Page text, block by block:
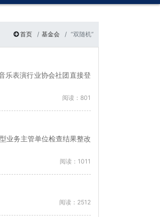
首页 基金会 “双随机”
乐表演行业协会社团直接登
阅读：801
业务主管单位检查结果整改
阅读：1011
阅读：2512